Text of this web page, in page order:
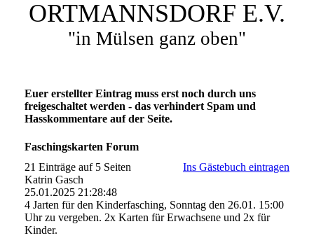
ORTMANNSDORF E.V.
"in Mülsen ganz oben"
Euer erstellter Eintrag muss erst noch durch uns
freigeschaltet werden - das verhindert Spam und
Hasskommentare auf der Seite.
Faschingskarten Forum
21 Einträge auf 5 Seiten
Ins Gästebuch eintragen
Katrin Gasch
25.01.2025 21:28:48
4 Jarten für den Kinderfasching, Sonntag den 26.01. 15:00
Uhr zu vergeben. 2x Karten für Erwachsene und 2x für
Kinder.